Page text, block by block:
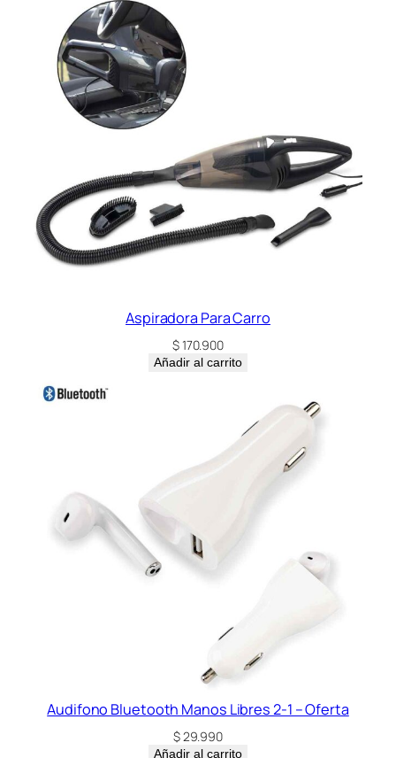
Aspiradora Para Carro
$170.900
Añadir al carrito
Audifono Bluetooth Manos Libres 2-1 – Oferta
$29.990
Añadir al carrito